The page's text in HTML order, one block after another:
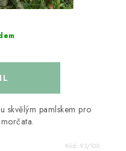
skvělým pamlskem pro
Kód: 93/100